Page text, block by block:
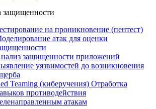
защищенности
на проникновение (пентест)
атак для оценки
защищенности приложений
уязвимостей до возникновения
Teaming (киберучения) Отработка
противодействия
атакам